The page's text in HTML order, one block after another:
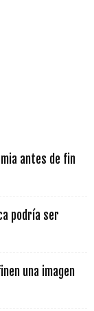
antes de fin
podría ser
una imagen